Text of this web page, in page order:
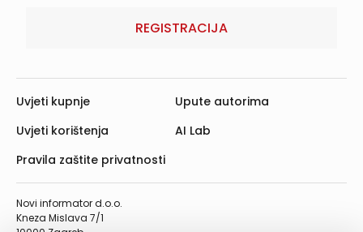
REGISTRACIJA
Novi informator d.o.o.
Kneza Mislava 7/1
Uvjeti kupnje
Uvjeti korištenja
Pravila zaštite privatnosti
Upute autorima
AI Lab